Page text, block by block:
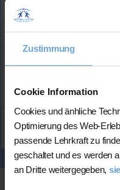
Zustimmung
Cookie Information
Cookies und änhliche
Optimierung des Web-
passende Lehrkraft zu
geschaltet und es werden
an Dritte weitergegeben,
bisherigen
★★★★★ (5.0 / 5)